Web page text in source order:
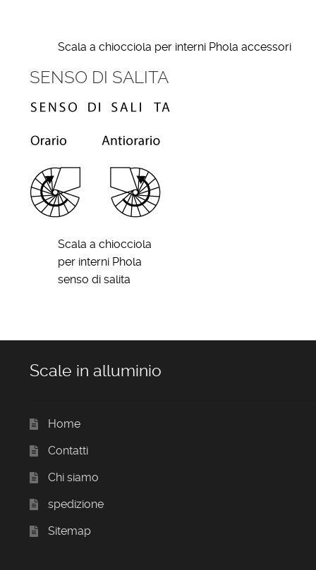
Scala a chiocciola per interni Phola accessori
SENSO DI SALITA
Scala a chiocciola
per interni Phola
senso di salita
Scale in alluminio
Home
Contatti
Chi siamo
spedizione
Sitemap